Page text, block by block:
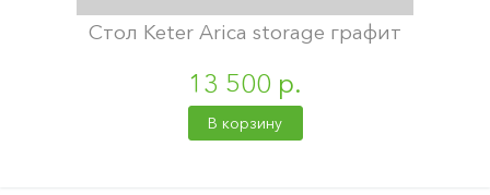
Стол Keter Arica storage графит
13 500 р.
В корзину